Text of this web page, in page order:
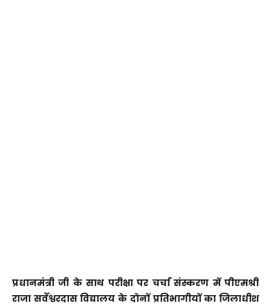
प्रधानमंत्री जी के साथ परीक्षा पर चर्चा संस्करण में पीएमश्री
राजा सर्वेश्वरदास विद्यालय के दोनों प्रतिभागीयों का जिलाधीश